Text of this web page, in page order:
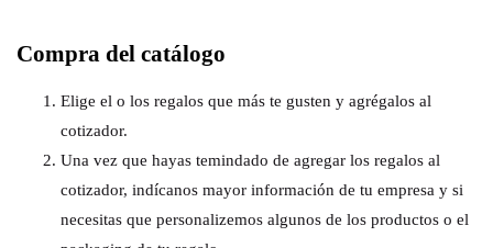
Compra del catálogo
Elige el o los regalos que más te gusten y agrégalos al
cotizador.
Una vez que hayas temindado de agregar los regalos al
cotizador, indícanos mayor información de tu empresa y si
necesitas que personalizemos algunos de los productos o el